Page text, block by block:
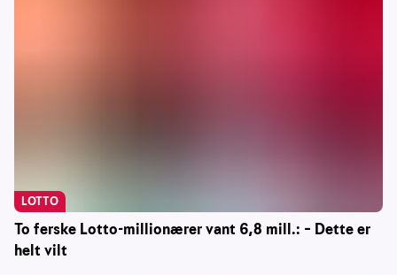
To ferske Lotto-millionærer vant 6,8 mill.: – Dette er
helt vilt
LOTTO